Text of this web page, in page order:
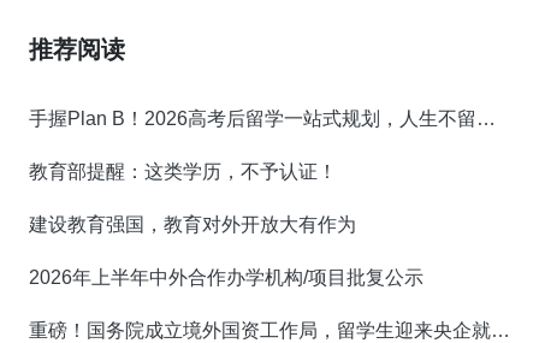
推荐阅读
手握Plan B！2026高考后留学一站式规划，人生不留遗憾！
教育部提醒：这类学历，不予认证！
建设教育强国，教育对外开放大有作为
2026年上半年中外合作办学机构/项目批复公示
重磅！国务院成立境外国资工作局，留学生迎来央企就业新机遇！